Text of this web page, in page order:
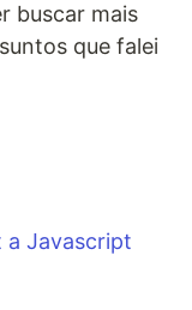
buscar mais
que falei
Javascript